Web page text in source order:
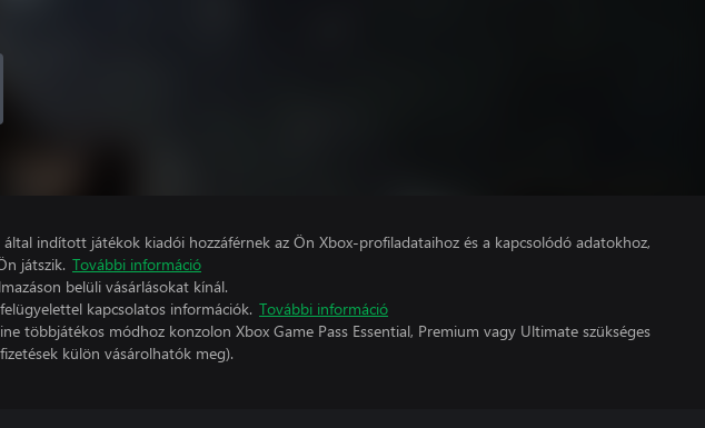
által indított játékok kiadói hozzáférnek az Ön Xbox-profiladataihoz és a kapcsolódó adatokhoz,
játszik. További információ
belüli vásárlásokat kínál.
kapcsolatos információk. További információ
többjátékos módhoz konzolon Xbox Game Pass Essential, Premium vagy Ultimate szükséges
külön vásárolhatók meg).